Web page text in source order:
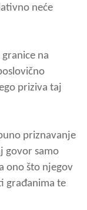
neće
na
priziva taj
priznavanje
govor samo
ono što njegov
građanima te